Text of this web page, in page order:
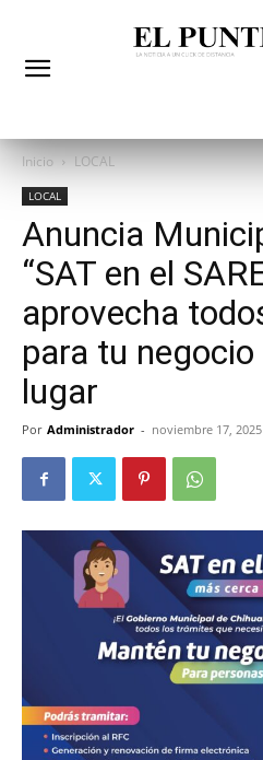
Inicio LOCAL
LOCAL
Anuncia
“SAT en el
aprovecha
para tu
lugar
Por Administrador - noviembre 17, 2025